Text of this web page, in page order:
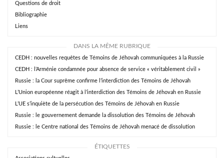
Questions de droit
Bibliographie
Liens
DANS LA MÊME RUBRIQUE
CEDH : nouvelles requêtes de Témoins de Jéhovah communiquées à la Russie
CEDH : l’Arménie condamnée pour absence de service « véritablement civil »
Russie : la Cour suprême confirme l’interdiction des Témoins de Jéhovah
L’Union européenne réagit à l’interdiction des Témoins de Jéhovah en Russie
L’UE s’inquiète de la persécution des Témoins de Jéhovah en Russie
Russie : le gouvernement demande la dissolution des Témoins de Jéhovah
Russie : le Centre national des Témoins de Jéhovah menacé de dissolution
ÉTIQUETTES